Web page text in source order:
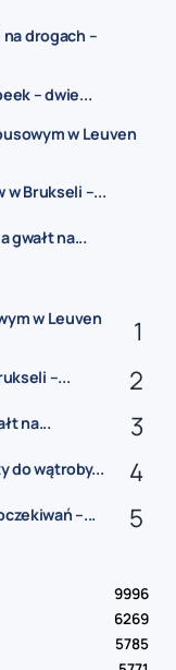
drogach –
– dwie...
w Leuven
w Brukseli –...
gwałt na...
w Leuven
–...
na...
do wątroby...
–...
9996
6269
5785